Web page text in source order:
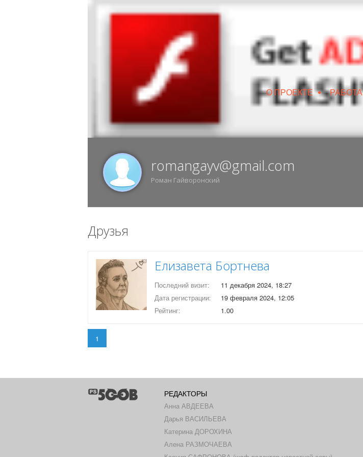
7 АВГУСТА, ПЯТНИЦА, 18:11, ВОРОНЕЖ
О ПРОЕКТЕ • РАБОТА
ИЗРУИН/IZRUIN | ВЕСНА 2019 | DUX 20-19
romangayv@gmail.com
Роман Гайворонский
Друзья
Елизавета Бортнева
Последний визит:
11 декабря 2024, 18:27
Дата регистрации:
19 февраля 2024, 12:05
Рейтинг:
1.00
1
РЕДАКТОРЫ
Анна АВДЕЕВА
Дарья ВАСИЛЬЕВА
Катерина ДОРОХИНА
Алена РАЗМОЧАЕВА